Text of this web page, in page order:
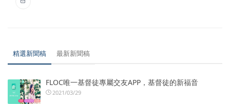
精選新聞稿 最新新聞稿
FLOC唯一基督徒專屬交友APP，基督徒的新福音
2021/03/29